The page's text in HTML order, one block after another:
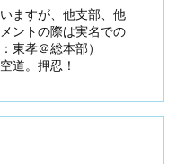
ますが、他支部、他
ントの際は実名での
東孝＠総本部）
道。押忍！